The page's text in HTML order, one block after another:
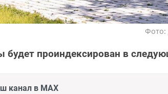
Фото:
будет проиндексирован в
канал в MAX